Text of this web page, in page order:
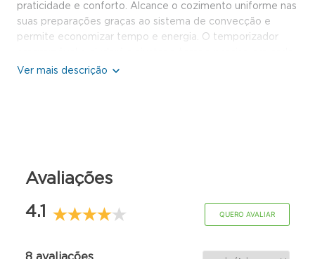
praticidade e conforto. Alcance o cozimento uniforme nas
suas preparações graças ao sistema de convecção e
permite economizar tempo e energia. O temporizador
receita. Além disso, com o termostato ajustável, você será
a vida útil do equipamento. A função de convecção utiliza
proporcionando um cozimento rápido e eficiente. Essa
tecnologia é ideal para assar carnes, pães e bolos com
maciez por dentro. Com a função Fast Oven, o
Avaliações
4.1
QUERO AVALIAR